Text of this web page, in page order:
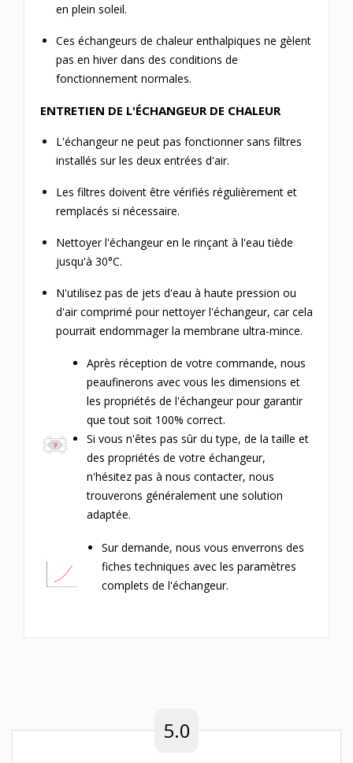
en plein soleil.
Ces échangeurs de chaleur enthalpiques ne gèlent
pas en hiver dans des conditions de
fonctionnement normales.
ENTRETIEN DE L'ÉCHANGEUR DE CHALEUR
L'échangeur ne peut pas fonctionner sans filtres
installés sur les deux entrées d'air.
Les filtres doivent être vérifiés régulièrement et
remplacés si nécessaire.
Nettoyer l'échangeur en le rinçant à l'eau tiède
jusqu'à 30°C.
N'utilisez pas de jets d'eau à haute pression ou
d'air comprimé pour nettoyer l'échangeur, car cela
pourrait endommager la membrane ultra-mince.
Après réception de votre commande, nous
peaufinerons avec vous les dimensions et
les propriétés de l'échangeur pour garantir
que tout soit 100% correct.
Si vous n'êtes pas sûr du type, de la taille et
des propriétés de votre échangeur,
n'hésitez pas à nous contacter, nous
trouverons généralement une solution
adaptée.
Sur demande, nous vous enverrons des
fiches techniques avec les paramètres
complets de l'échangeur.
5.0